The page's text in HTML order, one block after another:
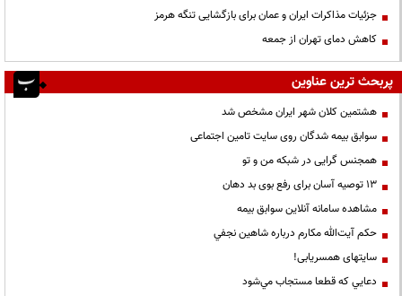
جزئیات مذاکرات ایران و عمان برای بازگشایی تنگه هرمز
کاهش دمای تهران از جمعه
پربحث ترین عناوین
هشتمین کلان شهر ایران مشخص شد
سوابق بیمه شدگان روی سایت تامین اجتماعی
همجنس گرایی در شبکه من و تو
13 توصیه آسان برای رفع بوی بد دهان
مشاهده سامانه آنلاين سوابق بیمه
حكم آيت‌الله مكارم درباره شاهين نجفي
سایتهای همسریابی!
دعايي كه قطعا مستجاب مي‌شود